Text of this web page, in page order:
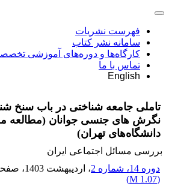
فهرست نشریات
سامانه نشر کتاب
کارگاه‌ها و دوره‌های آموزشی
تماس با ما
English
تاملی جامعه شناختی در باب سنخ
نگرش های جنسی جوانان (مطالعه
دانشگاه‌های تهران)
بررسی مسائل اجتماعی ایران
دوره 14، شماره 2
، اردیبهشت 1403 ،
(
1.07 M
)